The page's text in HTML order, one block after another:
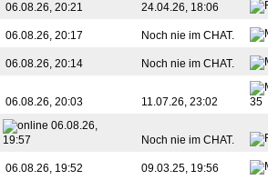
06.08.26, 20:21 24.04.26, 18:06
06.08.26, 20:17 Noch nie im CHAT.
06.08.26, 20:14 Noch nie im CHAT.
06.08.26, 20:03 11.07.26, 23:02
35
06.08.26,
19:57
Noch nie im CHAT.
06.08.26, 19:52 09.03.25, 19:56